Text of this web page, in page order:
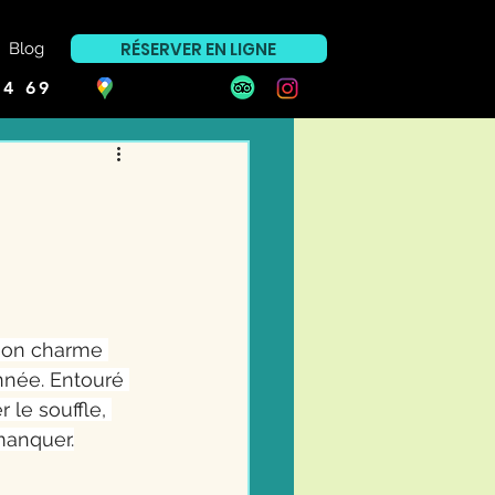
Blog RÉSERVER EN LIGNE
69
charme
Entouré
le souffle,